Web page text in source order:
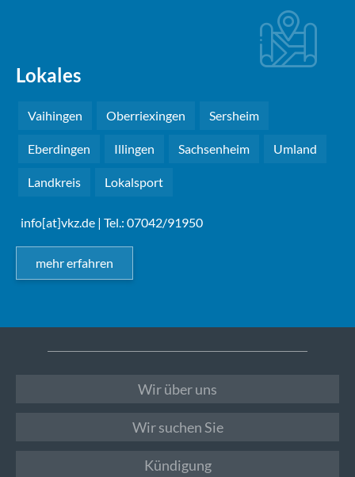
Lokales
Vaihingen Oberriexingen Sersheim
Eberdingen Illingen Sachsenheim Umland
Landkreis Lokalsport
info[at]vkz.de | Tel.: 07042/91950
mehr erfahren
Wir über uns
Wir suchen Sie
Kündigung